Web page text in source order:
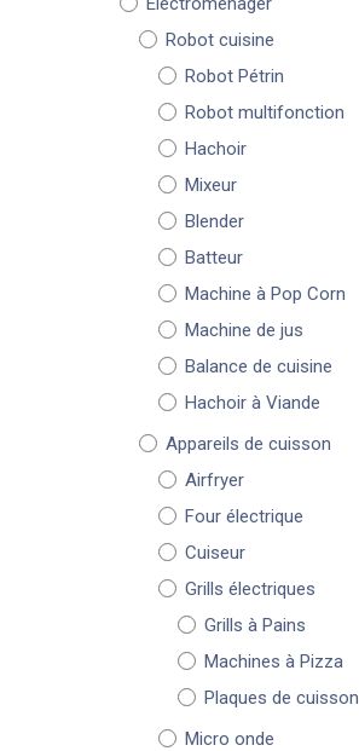
Robot cuisine
Robot Pétrin
Robot multifonction
Hachoir
Mixeur
Blender
Batteur
Machine à Pop Corn
Machine de jus
Balance de cuisine
Hachoir à Viande
Appareils de cuisson
Airfryer
Four électrique
Cuiseur
Grills électriques
Grills à Pains
Machines à Pizza
Plaques de cuisson
Micro onde